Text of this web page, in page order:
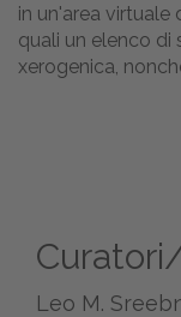
in un'area virtuale
quali un elenco
xerogenica,
Leo M.